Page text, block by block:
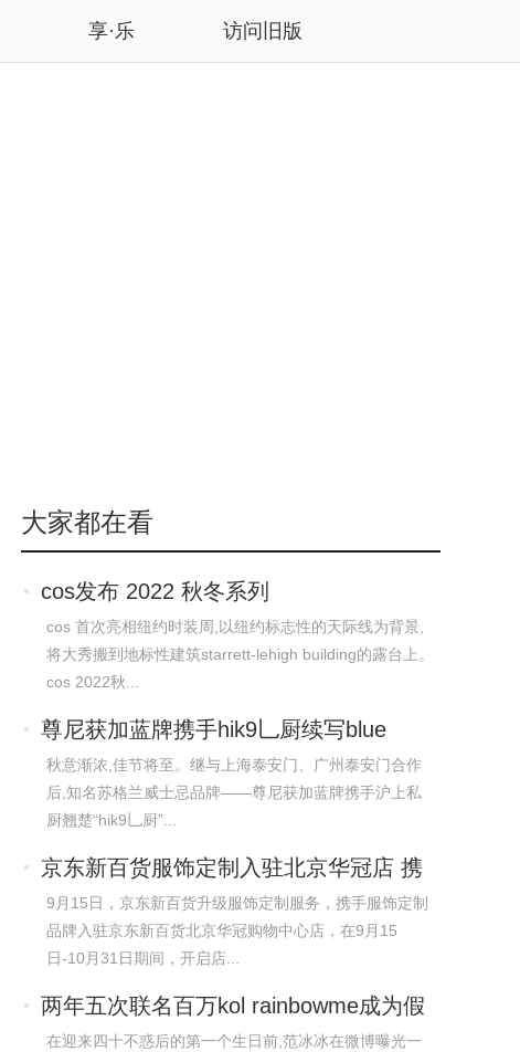
享·乐 访问旧版
大家都在看
cos发布 2022 秋冬系列
cos 首次亮相纽约时装周,以纽约标志性的天际线为背景,
将大秀搬到地标性建筑starrett-lehigh building的露台上。
cos 2022秋...
尊尼获加蓝牌携手hik9乚厨续写blue
table
秋意渐浓,佳节将至。继与上海泰安门、广州泰安门合作
后,知名苏格兰威士忌品牌——尊尼获加蓝牌携手沪上私
厨翘楚“hik9乚厨”...
京东新百货服饰定制入驻北京华冠店 携
手报
9月15日，京东新百货升级服饰定制服务，携手服饰定制
品牌入驻京东新百货北京华冠购物中心店，在9月15
日-10月31日期间，开启店...
两年五次联名百万kol rainbowme成为假
发行
在迎来四十不惑后的第一个生日前,范冰冰在微博曝光一